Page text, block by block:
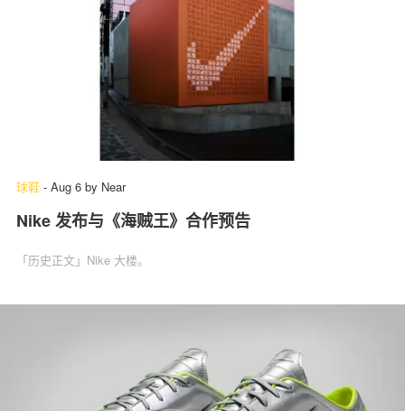
球鞋 - Aug 6 by Near
Nike 发布与《海贼王》合作预告
「历史正文」Nike 大楼。